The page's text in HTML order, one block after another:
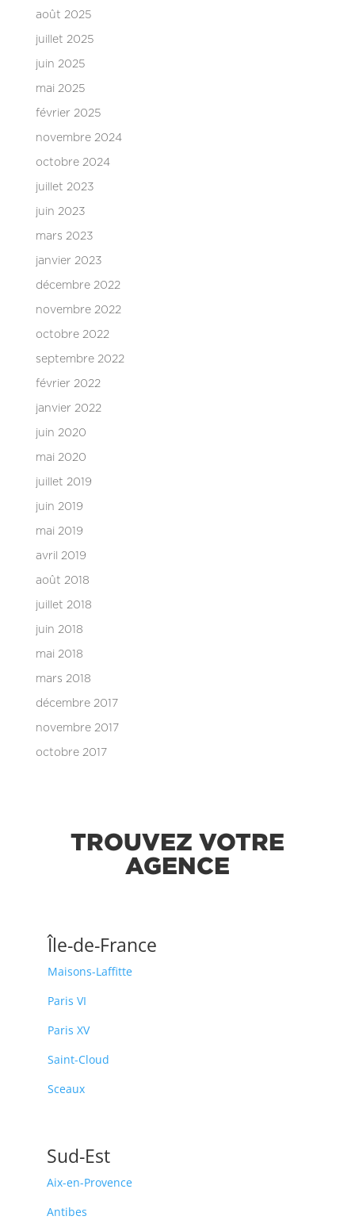
août 2025
juillet 2025
juin 2025
mai 2025
février 2025
novembre 2024
octobre 2024
juillet 2023
juin 2023
mars 2023
janvier 2023
décembre 2022
novembre 2022
octobre 2022
septembre 2022
février 2022
janvier 2022
juin 2020
mai 2020
juillet 2019
juin 2019
mai 2019
avril 2019
août 2018
juillet 2018
juin 2018
mai 2018
mars 2018
décembre 2017
novembre 2017
octobre 2017
TROUVEZ VOTRE
AGENCE
Île-de-France
Maisons-Laffitte
Paris VI
Paris XV
Saint-Cloud
Sceaux
Sud-Est
Aix-en-Provence
Antibes